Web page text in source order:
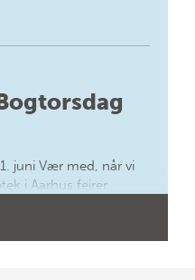
juni Vær med, når vi
i Aarhus fejrer